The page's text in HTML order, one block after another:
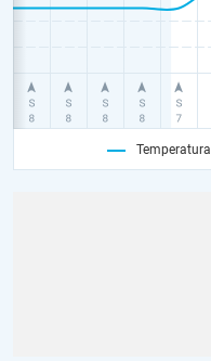
Temperatura